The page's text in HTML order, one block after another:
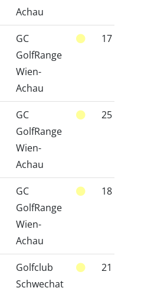
Achau
GC
GolfRange
Wien-
Achau
17
GC
GolfRange
Wien-
Achau
25
GC
GolfRange
Wien-
Achau
18
Golfclub
Schwechat
21